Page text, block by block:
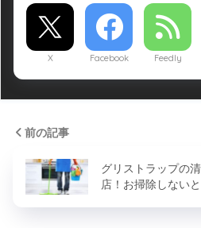
X Facebook Feedly
前の記事
グリストラップの
店！お掃除しない